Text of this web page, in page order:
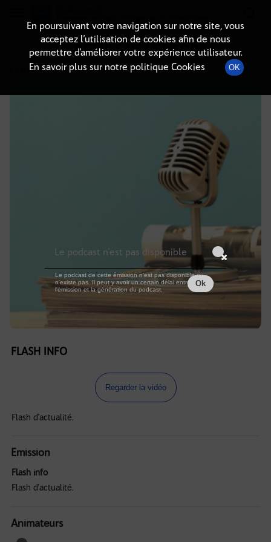
DÉTAILS DE L'ÉPISODE
15 mai 2021 à 16h00, durée : Invalid date
FLASH INFO
Regarder la vidéo
Flash d'actualité.
Emission
Flash info
Flash d'actualité.
Animateurs
En poursuivant votre navigation sur notre site, vous
acceptez l’utilisation de cookies afin de nous
permettre d’améliorer votre expérience utilisateur.
En savoir plus sur notre politique Cookies
OK
Le podcast n'est pas disponible
Le podcast de cette émission n'est pas disponible ou
n'existe pas. Il peut y avoir un certain délai entre la fin de
l'émission et la génération du podcast.
Ok